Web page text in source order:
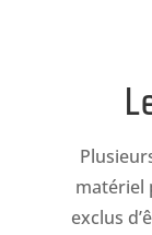
matériel
exclus